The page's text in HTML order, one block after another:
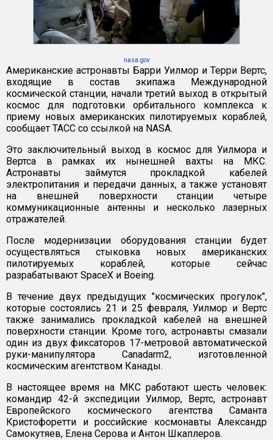
nasa.gov
Американские астронавты Барри Уилмор и Терри Вертс,
входящие в состав экипажа Международной
космической станции, начали третий выход в открытый
космос для подготовки орбитального комплекса к
приему новых американских пилотируемых кораблей,
сообщает ТАСС со ссылкой на NASA.
Это заключительный выход в космос для Уилмора и
Вертса в рамках их нынешней вахты на МКС.
Астронавты займутся прокладкой кабелей
электропитания и передачи данных, а также установят
на внешней поверхности станции четыре
коммуникационные антенны и несколько лазерных
отражателей.
После модернизации оборудования станции будет
осуществляться стыковка новых американских
пилотируемых кораблей, которые сейчас
разрабатывают SpaceX и Boeing.
В течение двух предыдущих "космических прогулок",
которые состоялись 21 и 25 февраля, Уилмор и Вертс
также занимались прокладкой кабелей на внешней
поверхности станции. Кроме того, астронавты смазали
один из двух фиксаторов 17-метровой автоматической
руки-манипулятора Canadarm2, изготовленной
космическим агентством Канады.
В настоящее время на МКС работают шесть человек:
командир 42-й экспедиции Уилмор, Вертс, астронавт
Европейского космического агентства Саманта
Кристофоретти и российские космонавты Александр
Самокутяев, Елена Серова и Антон Шкаплеров.